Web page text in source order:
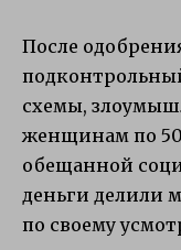
После
схемы,
женщинам по 50
обещанной
деньги делили
по своему